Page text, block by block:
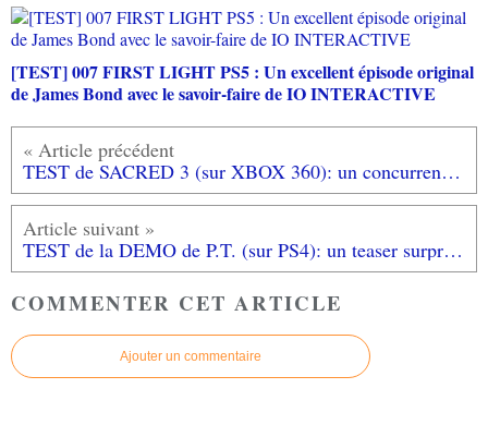
[TEST] 007 FIRST LIGHT PS5 : Un excellent épisode original
de James Bond avec le savoir-faire de IO INTERACTIVE
TEST de SACRED 3 (sur XBOX 360): un concurrent sérieux à Diablo III?
TEST de la DEMO de P.T. (sur PS4): un teaser surprise qui annonce le jeu le plus flippant de l'histoire du jeu vidéo!
COMMENTER CET ARTICLE
Ajouter un commentaire